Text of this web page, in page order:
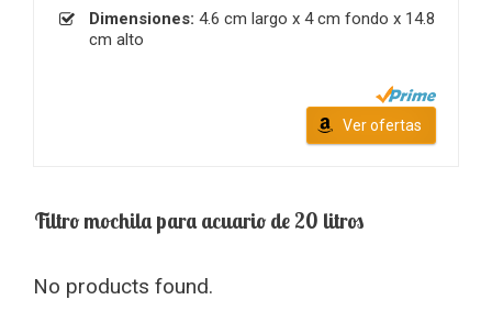
Dimensiones: 4.6 cm largo x 4 cm fondo x 14.8
cm alto
Ver ofertas
Filtro mochila para acuario de 20 litros
No products found.